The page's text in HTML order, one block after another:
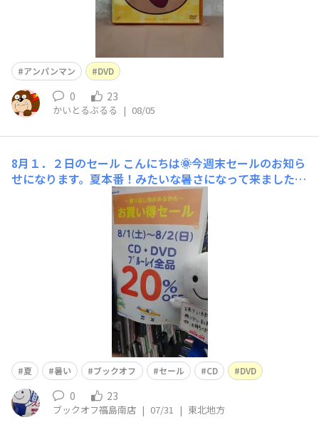
アンパンマン DVD
0 23
かいとるぶるる | 08/05
8月１．２日のセール こんにちは🌞今週末セールのお知ら
せになります。夏本番！みたいな暑さになって来ました
ね？暑い時は、おうち時間とかいかがでしょうか？午前中
の涼しい時間にブックオフに来店していただきCD、DVD
をセールで安く買って頂き、午後は、DVD、CD鑑賞(^^♪
皆様、お身体に気をつけてくださいね
夏 暑い ブックオフ セール CD DVD
0 23
ブックオフ福島南店 | 07/31 | 東北地方